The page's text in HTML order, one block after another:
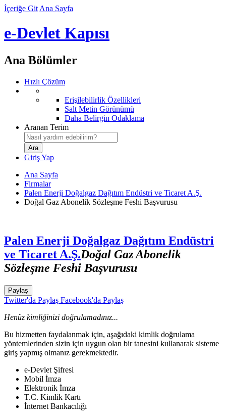
İçeriğe Git Ana Sayfa
e-Devlet Kapısı
Ana Bölümler
Hızlı Çözüm
Erişilebilirlik Özellikleri
Salt Metin Görünümü
Daha Belirgin Odaklama
Aranan Terim
Giriş Yap
Ana Sayfa
Firmalar
Palen Enerji Doğalgaz Dağıtım Endüstri ve Ticaret A.Ş.
Doğal Gaz Abonelik Sözleşme Feshi Başvurusu
Palen Enerji Doğalgaz Dağıtım Endüstri
ve Ticaret A.Ş.Doğal Gaz Abonelik
Sözleşme Feshi Başvurusu
Paylaş
Twitter'da Paylaş Facebook'da Paylaş
Henüz kimliğinizi doğrulamadınız...
Bu hizmetten faydalanmak için, aşağıdaki kimlik doğrulama
yöntemlerinden sizin için uygun olan bir tanesini kullanarak sisteme
giriş yapmış olmanız gerekmektedir.
e-Devlet Şifresi
Mobil İmza
Elektronik İmza
T.C. Kimlik Kartı
İnternet Bankacılığı